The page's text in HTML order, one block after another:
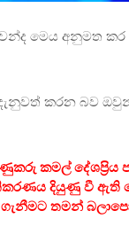
මෙය අනුමත කර
කරන බව
කමල්
දියුණු වී ඇති
ගැනීමට තමන්